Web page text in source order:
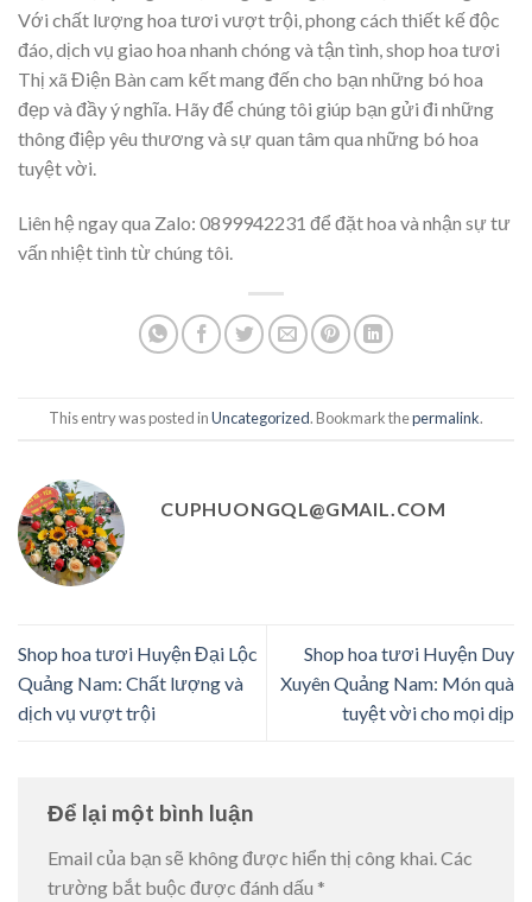
Với chất lượng hoa tươi vượt trội, phong cách thiết kế độc
đáo, dịch vụ giao hoa nhanh chóng và tận tình, shop hoa tươi
Thị xã Điện Bàn cam kết mang đến cho bạn những bó hoa
đẹp và đầy ý nghĩa. Hãy để chúng tôi giúp bạn gửi đi những
thông điệp yêu thương và sự quan tâm qua những bó hoa
tuyệt vời.
Liên hệ ngay qua Zalo: 0899942231 để đặt hoa và nhận sự tư
vấn nhiệt tình từ chúng tôi.
This entry was posted inUncategorized. Bookmark thepermalink.
CUPHUONGQL@GMAIL.COM
Shop hoa tươi Huyện Đại Lộc
Quảng Nam: Chất lượng và
dịch vụ vượt trội
Shop hoa tươi Huyện Duy
Xuyên Quảng Nam: Món quà
tuyệt vời cho mọi dịp
Để lại một bình luận
Email của bạn sẽ không được hiển thị công khai.Các
trường bắt buộc được đánh dấu *